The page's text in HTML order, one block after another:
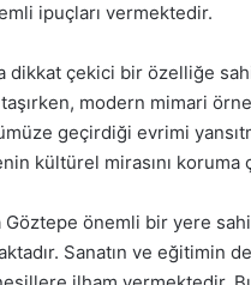
ipuçları vermektedir.
dikkat çekici bir özelliğe
modern mimari
geçirdiği evrimi
kültürel mirasını koruma
Göztepe önemli bir yere
Sanatın ve eğitimin